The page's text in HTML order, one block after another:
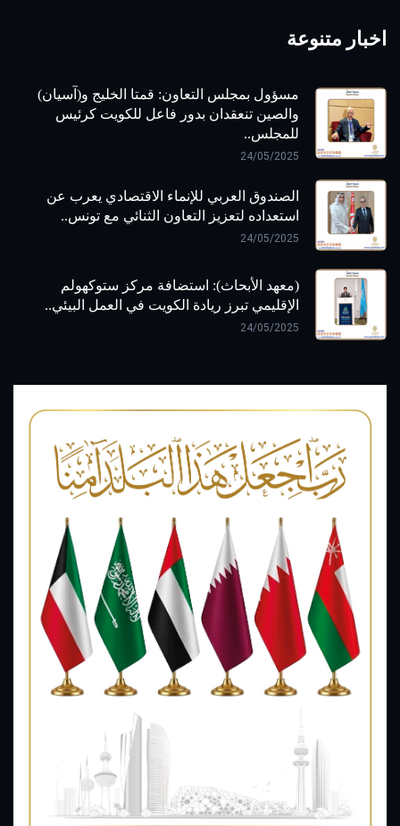
اخبار متنوعة
مسؤول بمجلس التعاون: قمتا الخليج و(آسيان)
والصين تنعقدان بدور فاعل للكويت كرئيس
للمجلس..
24/05/2025
الصندوق العربي للإنماء الاقتصادي يعرب عن
استعداده لتعزيز التعاون الثنائي مع تونس..
24/05/2025
(معهد الأبحاث): استضافة مركز ستوكهولم
الإقليمي تبرز ريادة الكويت في العمل البيئي..
24/05/2025